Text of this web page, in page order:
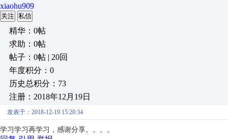
xiaohu909
关注 私信
精华：0帖
求助：0帖
帖子：0帖 | 20回
年度积分：0
历史总积分：73
注册：2018年12月19日
发表于：2018-12-19 15:20:34
学习学习再学习，感谢分享。。。。